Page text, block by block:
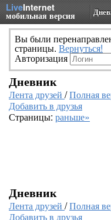
LiveInternet
мобильная версия
Вы были
страницы. Вернуться!
Авторизация
Дневник
Лента друзей /Полная
Добавить в друзья
Страницы: раньше»
Дневник
Лента друзей /Полная
Добавить в друзья